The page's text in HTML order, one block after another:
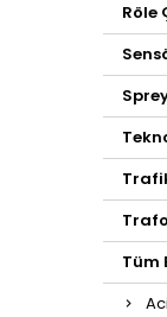
Röle
Trafo
Tüm